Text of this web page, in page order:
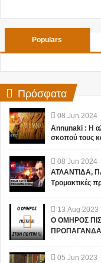
Populars
Πρόσφατα
08 Jun 2024
Annunaki : Η
σκοπού τους
08 Jun 2024
ΑΤΛΑΝΤΙΔΑ,
Τρομακτικές
13 Aug 2023
Ο ΟΜΗΡΟΣ
ΠΡΟΠΑΓΑΝΔΑ
05 Jun 2023